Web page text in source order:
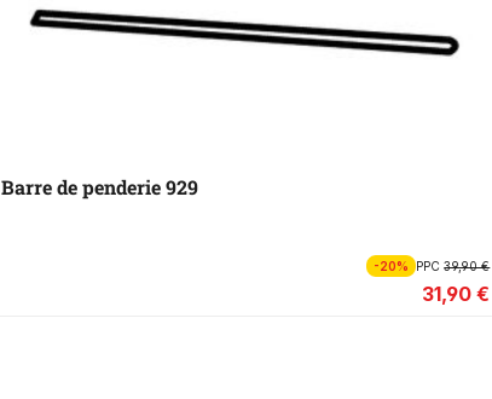
Barre de penderie 929
-20% PPC39,90 €
31,90 €